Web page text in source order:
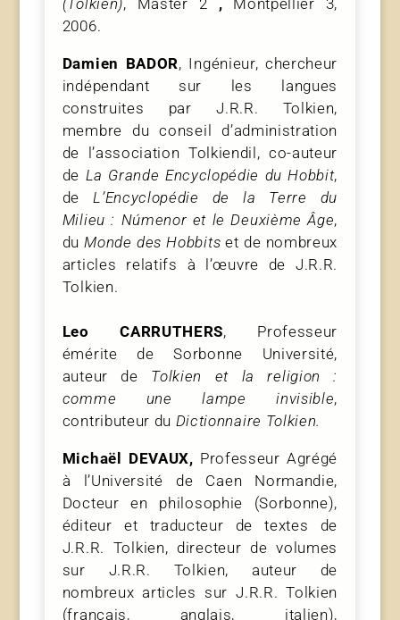
(Tolkien), Master 2 , Montpellier 3,
2006.
Damien BADOR, Ingénieur, chercheur
indépendant sur les langues
construites par J.R.R. Tolkien,
membre du conseil d’administration
de l’association Tolkiendil, co-auteur
de La Grande Encyclopédie du Hobbit,
deL’Encyclopédie de la Terre du
Milieu : Númenor et le Deuxième Âge,
duMonde des Hobbitset de nombreux
articles relatifs à l’œuvre de J.R.R.
Tolkien.
Leo CARRUTHERS, Professeur
émérite de Sorbonne Université,
auteur de Tolkien et la religion :
comme une lampe invisible,
contributeur du Dictionnaire Tolkien.
Michaël DEVAUX, Professeur Agrégé
à l’Université de Caen Normandie,
Docteur en philosophie (Sorbonne),
éditeur et traducteur de textes de
J.R.R. Tolkien, directeur de volumes
sur J.R.R. Tolkien, auteur de
nombreux articles sur J.R.R. Tolkien
(français, anglais, italien),